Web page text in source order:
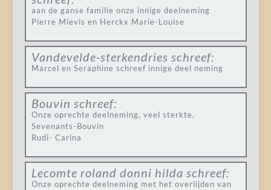
aan de ganse familie onze innige deelneming
Pierre Mievis en Herckx Marie-Louise
Vandevelde-sterkendries schreef:
Marcel en Seraphine schreef innige deel neming
Bouvin schreef:
Onze oprechte deelneming, veel sterkte,
Sevenants-Bouvin
Rudi- Carina
Lecomte roland donni hilda schreef:
Onze oprechte deelneming met het overlijden van